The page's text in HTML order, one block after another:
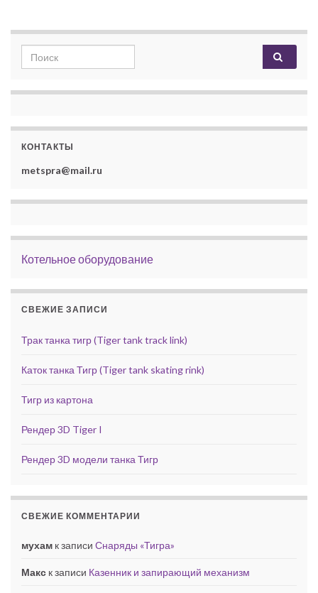
Search for:
КОНТАКТЫ
metspra@mail.ru
Котельное оборудование
СВЕЖИЕ ЗАПИСИ
Трак танка тигр (Tiger tank track link)
Каток танка Тигр (Tiger tank skating rink)
Тигр из картона
Рендер 3D Tiger I
Рендер 3D модели танка Тигр
СВЕЖИЕ КОММЕНТАРИИ
мухам к записи Снаряды «Тигра»
Макс к записи Казенник и запирающий механизм